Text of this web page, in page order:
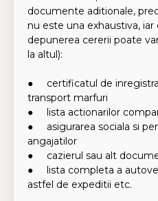
documente aditionale,
nu este una exhaustiva,
depunerea cererii poate
la altul):
● certificatul de
transport marfuri
● lista actionarilor
● asigurarea sociala si
angajatilor
● cazierul sau alt
● lista completa a
astfel de expeditii etc.